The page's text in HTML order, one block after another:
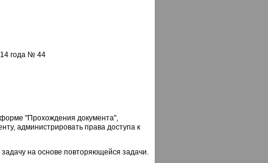
года № 44
"Прохождения документа",
администрировать права доступа к
на основе повторяющейся задачи.